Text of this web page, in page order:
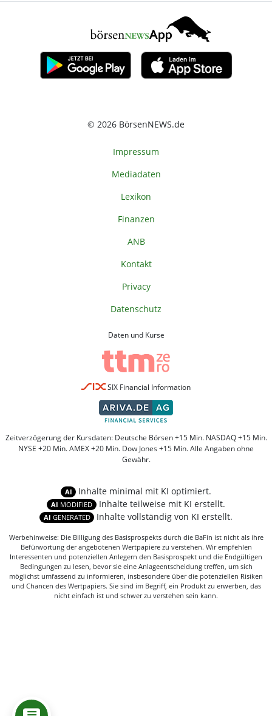
© 2026 BörsenNEWS.de
Impressum
Mediadaten
Lexikon
Finanzen
ANB
Kontakt
Privacy
Datenschutz
Daten und Kurse
SIX Financial Information
Zeitverzögerung der Kursdaten: Deutsche Börsen +15 Min. NASDAQ +15 Min.
NYSE +20 Min. AMEX +20 Min. Dow Jones +15 Min. Alle Angaben ohne
Gewähr.
AI Inhalte minimal mit KI optimiert.
AI MODIFIED Inhalte teilweise mit KI erstellt.
AI GENERATED Inhalte vollständig von KI erstellt.
Werbehinweise: Die Billigung des Basisprospekts durch die BaFin ist nicht als ihre
Befürwortung der angebotenen Wertpapiere zu verstehen. Wir empfehlen
Interessenten und potenziellen Anlegern den Basisprospekt und die Endgültigen
Bedingungen zu lesen, bevor sie eine Anlageentscheidung treffen, um sich
möglichst umfassend zu informieren, insbesondere über die potenziellen Risiken
und Chancen des Wertpapiers. Sie sind im Begriff, ein Produkt zu erwerben, das
nicht einfach ist und schwer zu verstehen sein kann.